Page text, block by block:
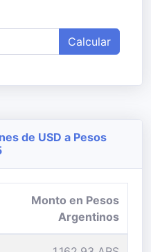
Calcular
de USD a Pesos
Monto en Pesos
Argentinos